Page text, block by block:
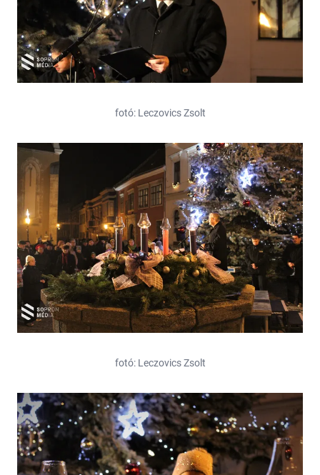
fotó: Leczovics Zsolt
fotó: Leczovics Zsolt